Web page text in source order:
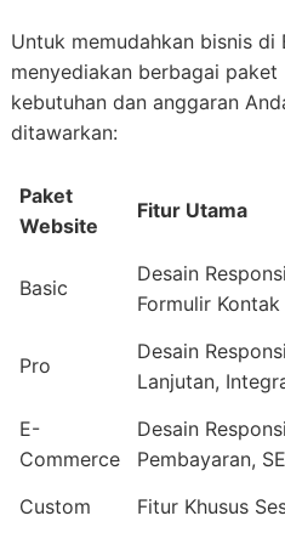
Untuk memudahkan bisnis di
menyediakan berbagai
kebutuhan dan anggaran
ditawarkan:
Paket
Website
Fitur Utama
Basic
Desain
Formulir Kontak
Pro
Desain
Lanjutan,
E-
Commerce
Desain
Pembayaran,
Custom
Fitur Khusus